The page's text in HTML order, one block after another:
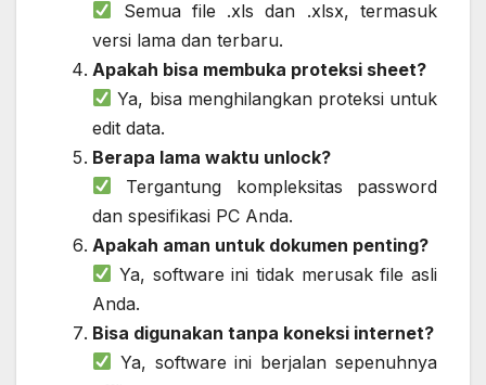
Semua file .xls dan .xlsx, termasuk
versi lama dan terbaru.
Apakah bisa membuka proteksi sheet?
Ya, bisa menghilangkan proteksi untuk
edit data.
Berapa lama waktu unlock?
Tergantung kompleksitas password
dan spesifikasi PC Anda.
Apakah aman untuk dokumen penting?
Ya, software ini tidak merusak file asli
Anda.
Bisa digunakan tanpa koneksi internet?
Ya, software ini berjalan sepenuhnya